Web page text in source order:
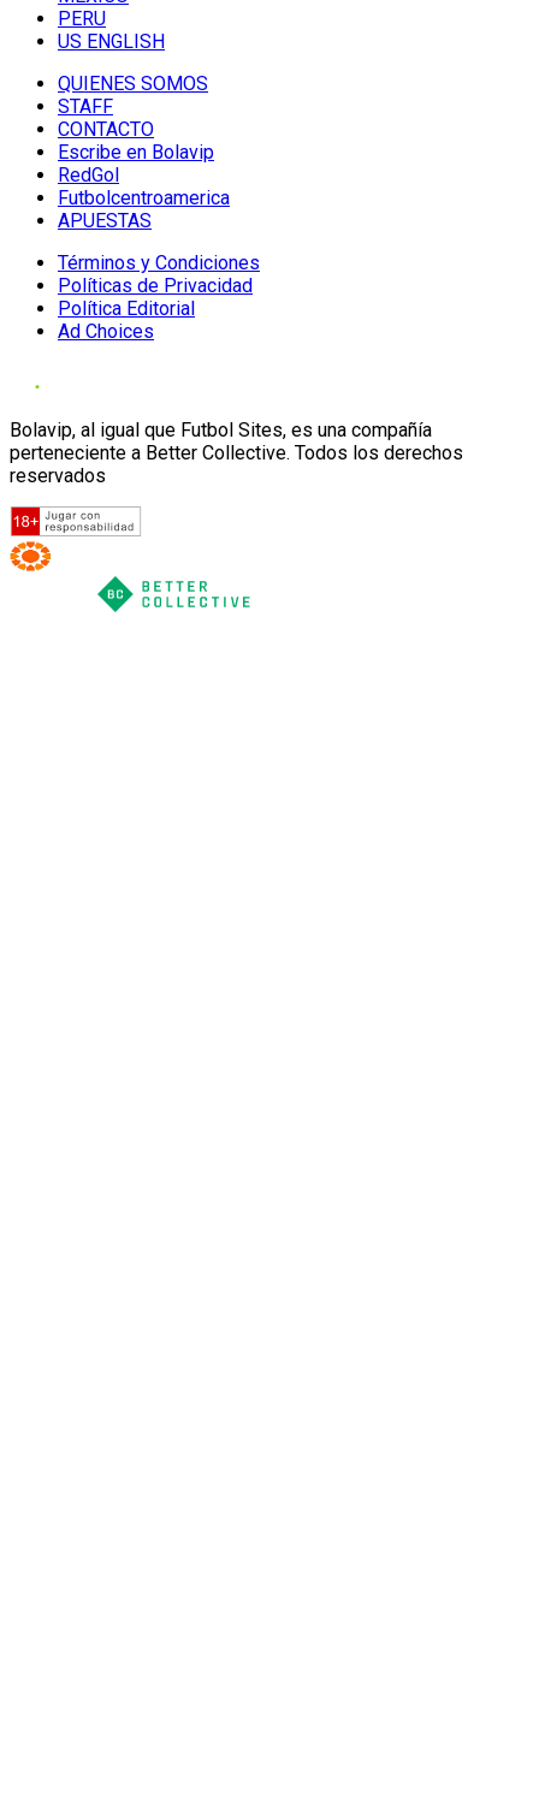
PERU
US ENGLISH
QUIENES SOMOS
STAFF
CONTACTO
Escribe en Bolavip
RedGol
Futbolcentroamerica
APUESTAS
Términos y Condiciones
Políticas de Privacidad
Política Editorial
Ad Choices
Bolavip, al igual que Futbol Sites, es una compañía
perteneciente a Better Collective. Todos los derechos
reservados